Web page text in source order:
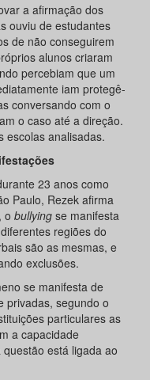
a afirmação dos
ouviu de estudantes
de não conseguirem
alunos criaram
percebiam que um
iam protegê-
conversando com o
o caso até a direção.
escolas analisadas.
23 anos como
Paulo, Rezek afirma
o bullying se manifesta
regiões do
são as mesmas, e
exclusões.
se manifesta de
privadas, segundo o
particulares as
a capacidade
está ligada ao